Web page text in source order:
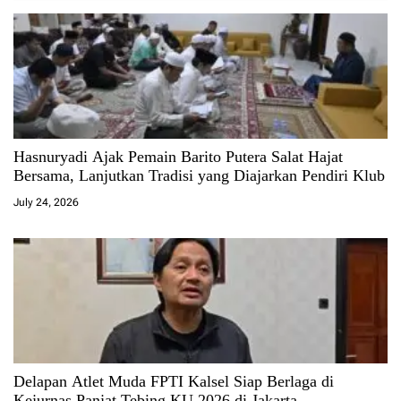
Hasnuryadi Ajak Pemain Barito Putera Salat Hajat
Bersama, Lanjutkan Tradisi yang Diajarkan Pendiri Klub
July 24, 2026
Delapan Atlet Muda FPTI Kalsel Siap Berlaga di